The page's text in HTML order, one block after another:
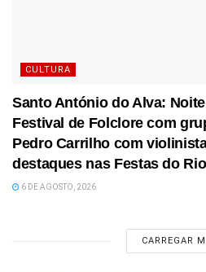
CULTURA
Santo António do Alva:
Festival de Folclore com
Pedro Carrilho com
destaques nas Festas do Rio
6 DE AGOSTO, 2026
CARREGAR